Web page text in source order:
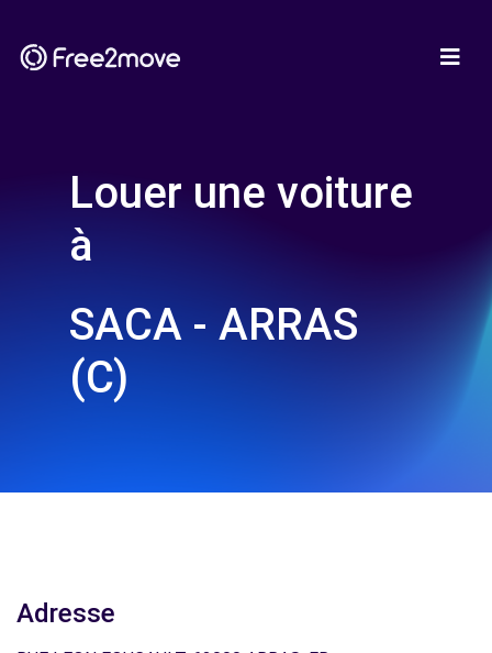
Louer une voiture
à
SACA - ARRAS
(C)
Adresse